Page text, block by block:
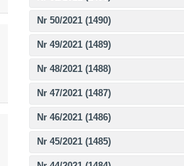
Nr 50/2021 (1490)
Nr 49/2021 (1489)
Nr 48/2021 (1488)
Nr 47/2021 (1487)
Nr 46/2021 (1486)
Nr 45/2021 (1485)